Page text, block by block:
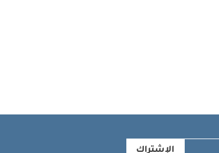
الإشتراك